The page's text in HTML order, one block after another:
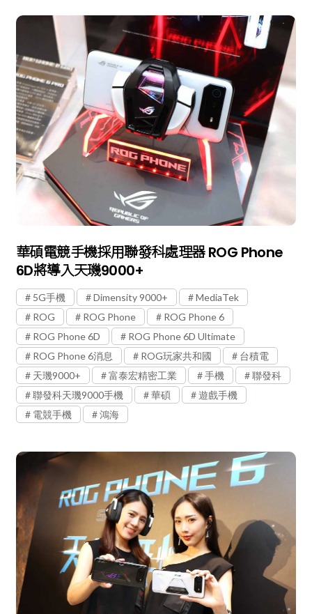
華碩電競手機採用聯發科處理器 ROG Phone
6D將導入天璣9000+
5G手機 Dimensity 9000+
MediaTek
ROG
ROG Phone
ROG Phone 6
ROG Phone 6D
ROG Phone 6D Ultimate
ROG Phone 6消息
ROG玩家共和國
台積電
天璣9000+
富泰宏精密工業 手機
聯發科
聯發科天璣9000手機
華碩
遊戲手機
電競手機
鴻海